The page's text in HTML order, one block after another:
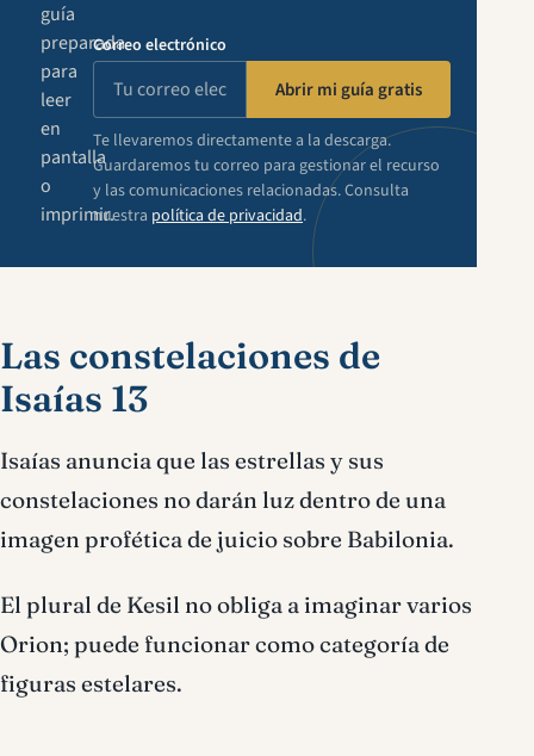
guía
preparada
para
leer
en
pantalla
o
imprimir.
Correo electrónico
Abrir mi guía gratis
Te llevaremos directamente a la descarga.
Guardaremos tu correo para gestionar el recurso
y las comunicaciones relacionadas. Consulta
nuestra política de privacidad.
Las constelaciones de
Isaías 13
Isaías anuncia que las estrellas y sus
constelaciones no darán luz dentro de una
imagen profética de juicio sobre Babilonia.
El plural de Kesil no obliga a imaginar varios
Orion; puede funcionar como categoría de
figuras estelares.